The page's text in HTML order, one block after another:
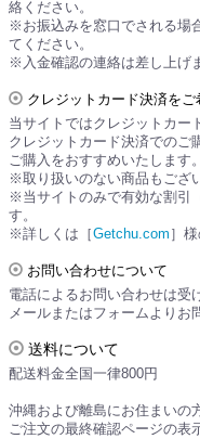
絡ください。
※お振込みを窓口でされる場
てください。
※入金確認の連絡は差し上げ
クレジットカード決済をご
当サイトではクレジットカー
クレジットカード決済でのご
ご購入をおすすめいたします。
※取り扱いのない商品もござ
※当サイトのみで有効な割引
す。
※詳しくは［Getchu.com ］
お問い合わせについて
電話によるお問い合わせは受
メールまたはフォームよりお
送料について
配送料金全国一律800円
沖縄および離島にお住まいの
ご注文の最終確認ページの表